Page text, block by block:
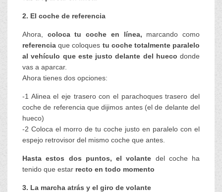
2. El coche de referencia
Ahora, coloca tu coche en línea, marcando como
referencia que coloques tu coche totalmente paralelo
al vehículo que este justo delante del hueco donde
vas a aparcar.
Ahora tienes dos opciones:
-1 Alinea el eje trasero con el parachoques trasero del
coche de referencia que dijimos antes (el de delante del
hueco)
-2 Coloca el morro de tu coche justo en paralelo con el
espejo retrovisor del mismo coche que antes.
Hasta estos dos puntos, el volante del coche ha
tenido que estar recto en todo momento
3. La marcha atrás y el giro de volante